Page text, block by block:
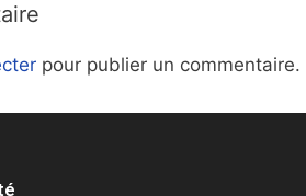
pour publier un commentaire.